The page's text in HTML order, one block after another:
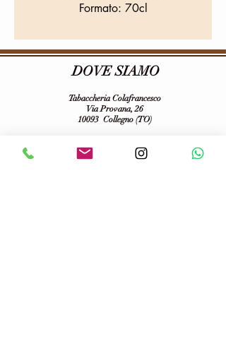
Formato: 70cl
DOVE SIAMO
Tabaccheria Colafrancesco
Via Provana, 26
10093 Collegno (TO)
tabaccheriacolafrancesco@gmail.com